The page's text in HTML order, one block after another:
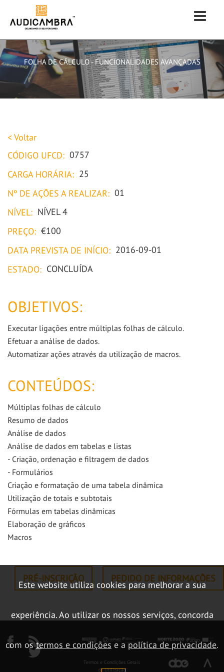
Este website utiliza cookies para melhorar a sua
experiência. Ao utilizar os nossos serviços, concorda
com ostermos e condições e a política de privacidade.
Menu
SOBRE NÓS
FORMAÇÕES
NOTÍCIAS
CONTACTOS
EN
FOLHA DE CÁLCULO - FUNCIONALIDADES AVANÇADAS
< Voltar
CÓDIGO UFCD: 0757
CARGA HORÁRIA: 25
Nº DE AÇÕES A REALIZAR: 01
NÍVEL: NÍVEL 4
PREÇO: €100
DATA PREVISTA DE INÍCIO: 2016-09-01
ESTADO: CONCLUÍDA
OBJETIVOS:
Executar ligações entre múltiplas folhas de cálculo.
Efetuar a análise de dados.
Automatizar ações através da utilização de macros.
CONTEÚDOS:
Múltiplas folhas de cálculo
Resumo de dados
Análise de dados
Análise de dados em tabelas e listas
- Criação, ordenação e filtragem de dados
- Formulários
Criação e formatação de uma tabela dinâmica
Utilização de totais e subtotais
Fórmulas em tabelas dinâmicas
Elaboração de gráficos
Macros
PEDIDO DE INFORMAÇÕES
PRÉ-INSCRIÇÃO
Termos e Condições Gerais
de Utilização